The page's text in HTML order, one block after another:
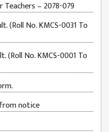
– 2078-079
(Roll No. KMCS-0031 To
(Roll No. KMCS-0001 To
notice